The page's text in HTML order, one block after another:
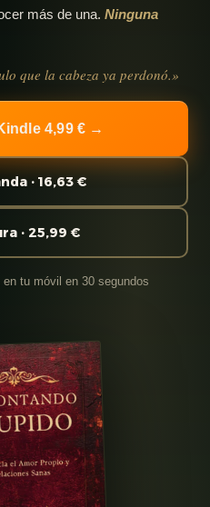
más de una. Ninguna
que la cabeza ya perdonó.»
4,99 € →
· 16,63 €
· 25,99 €
tu móvil en 30 segundos